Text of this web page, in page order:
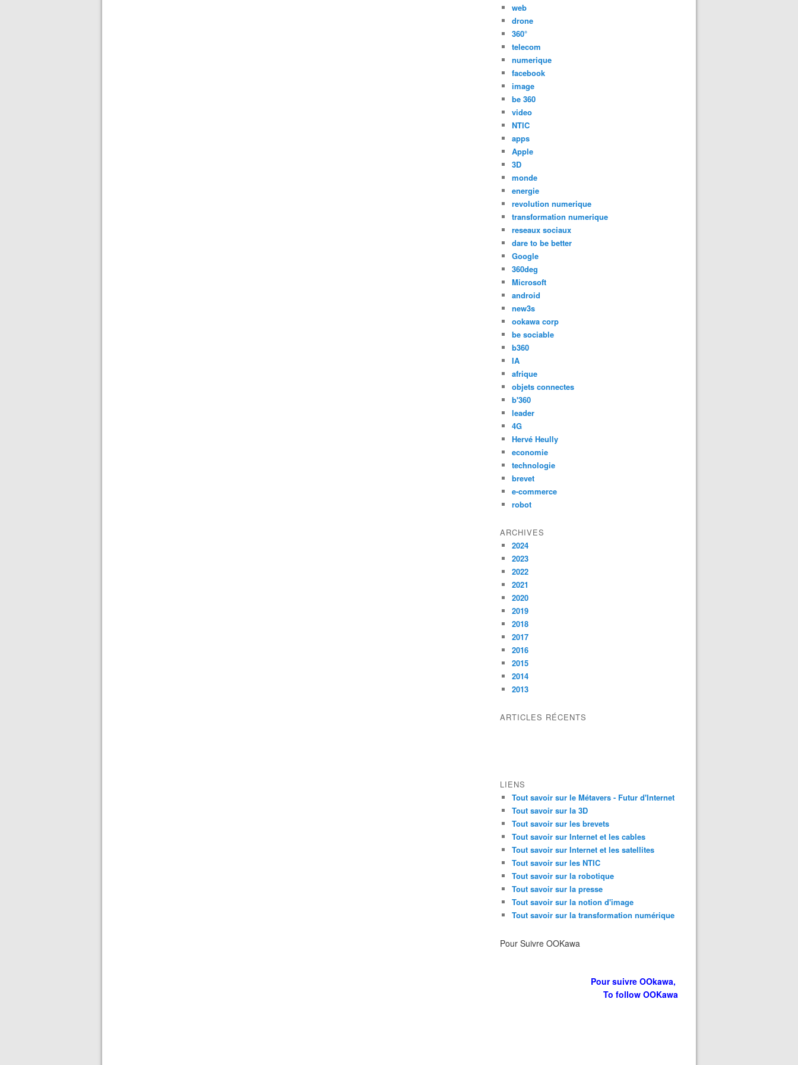
web
drone
360°
telecom
numerique
facebook
image
be 360
video
NTIC
apps
Apple
3D
monde
energie
revolution numerique
transformation numerique
reseaux sociaux
dare to be better
Google
360deg
Microsoft
android
new3s
ookawa corp
be sociable
b360
IA
afrique
objets connectes
b'360
leader
4G
Hervé Heully
economie
technologie
brevet
e-commerce
robot
ARCHIVES
2024
2023
2022
2021
2020
2019
2018
2017
2016
2015
2014
2013
ARTICLES RÉCENTS
LIENS
Tout savoir sur le Métavers - Futur d'Internet
Tout savoir sur la 3D
Tout savoir sur les brevets
Tout savoir sur Internet et les cables
Tout savoir sur Internet et les satellites
Tout savoir sur les NTIC
Tout savoir sur la robotique
Tout savoir sur la presse
Tout savoir sur la notion d'image
Tout savoir sur la transformation numérique
Pour Suivre OOKawa
Pour suivre OOkawa,
To follow OOKawa